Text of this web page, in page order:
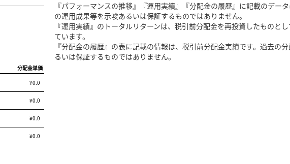
分配金単価
¥0.0
¥0.0
¥0.0
¥0.0
『パフォーマンスの推移』『運用実績』『分配金の履歴』に記載のデー
の運用成果等を示唆あるいは保証するものではありません。
『運用実績』の トータルリターンは、税引前分配金を再投資したものと
ています。
『分配金の履歴』の表に記載の情報は、税引前分配金実績です。過去の
るいは保証するものではありません。